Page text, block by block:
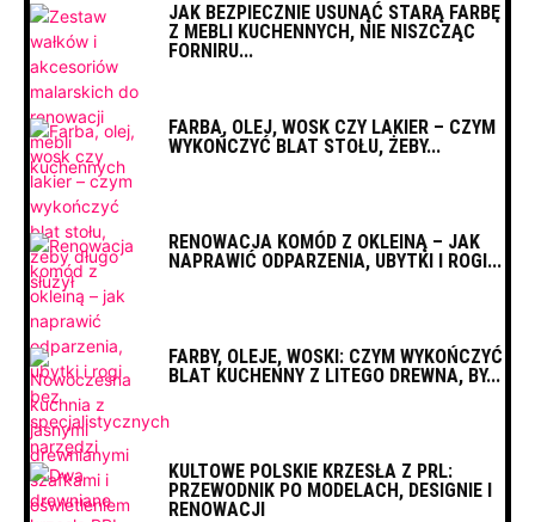
JAK BEZPIECZNIE USUNĄĆ STARĄ FARBĘ
Z MEBLI KUCHENNYCH, NIE NISZCZĄC
FORNIRU...
FARBA, OLEJ, WOSK CZY LAKIER – CZYM
WYKOŃCZYĆ BLAT STOŁU, ŻEBY...
RENOWACJA KOMÓD Z OKLEINĄ – JAK
NAPRAWIĆ ODPARZENIA, UBYTKI I ROGI...
FARBY, OLEJE, WOSKI: CZYM WYKOŃCZYĆ
BLAT KUCHENNY Z LITEGO DREWNA, BY...
KULTOWE POLSKIE KRZESŁA Z PRL:
PRZEWODNIK PO MODELACH, DESIGNIE I
RENOWACJI